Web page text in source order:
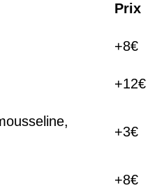
Prix
+8€
+12€
+3€
+8€